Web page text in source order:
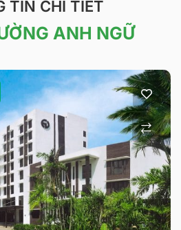
TIN CHI TIẾT
ANH NGỮ